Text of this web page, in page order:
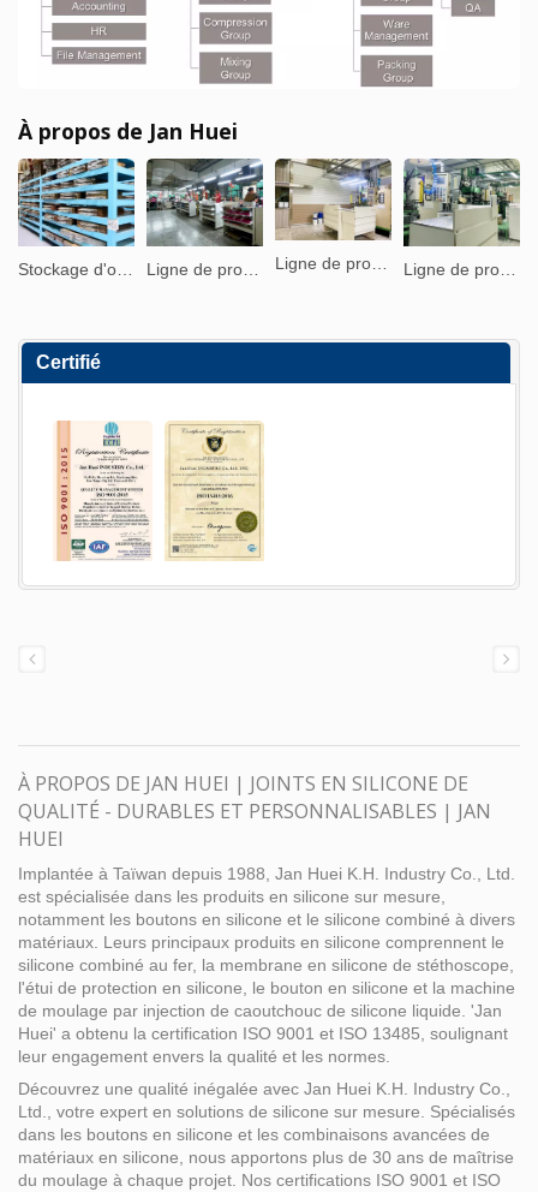
À propos de Jan Huei
Stockage d'outillage Ligne de production de moulage par compression de silicone Ligne de production de moulage par injection de silicone Ligne de production de moulage par injection de silicone
Certifié
À PROPOS DE JAN HUEI | JOINTS EN SILICONE DE
QUALITÉ - DURABLES ET PERSONNALISABLES | JAN
HUEI
Implantée à Taïwan depuis 1988, Jan Huei K.H. Industry Co., Ltd.
est spécialisée dans les produits en silicone sur mesure,
notamment les boutons en silicone et le silicone combiné à divers
matériaux. Leurs principaux produits en silicone comprennent le
silicone combiné au fer, la membrane en silicone de stéthoscope,
l'étui de protection en silicone, le bouton en silicone et la machine
de moulage par injection de caoutchouc de silicone liquide. 'Jan
Huei' a obtenu la certification ISO 9001 et ISO 13485, soulignant
leur engagement envers la qualité et les normes.
Découvrez une qualité inégalée avec Jan Huei K.H. Industry Co.,
Ltd., votre expert en solutions de silicone sur mesure. Spécialisés
dans les boutons en silicone et les combinaisons avancées de
matériaux en silicone, nous apportons plus de 30 ans de maîtrise
du moulage à chaque projet. Nos certifications ISO 9001 et ISO